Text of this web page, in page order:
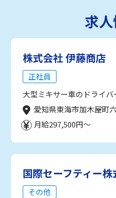
求
株式会社 伊藤商店
正社員
大型ミキサー車のドライバ
愛知県東海市加木屋町
月給297,500円～
国際セーフティー
その他